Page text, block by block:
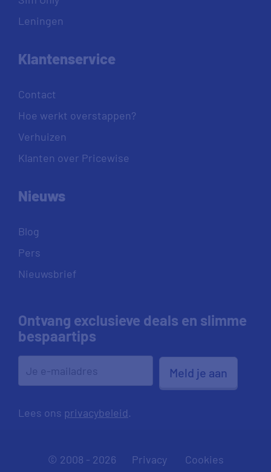
Leningen
Klantenservice
Contact
Hoe werkt overstappen?
Verhuizen
Klanten over Pricewise
Nieuws
Blog
Pers
Nieuwsbrief
Ontvang exclusieve deals en slimme
bespaartips
Meld je aan
Lees ons privacybeleid.
© 2008 - 2026 Privacy Cookies